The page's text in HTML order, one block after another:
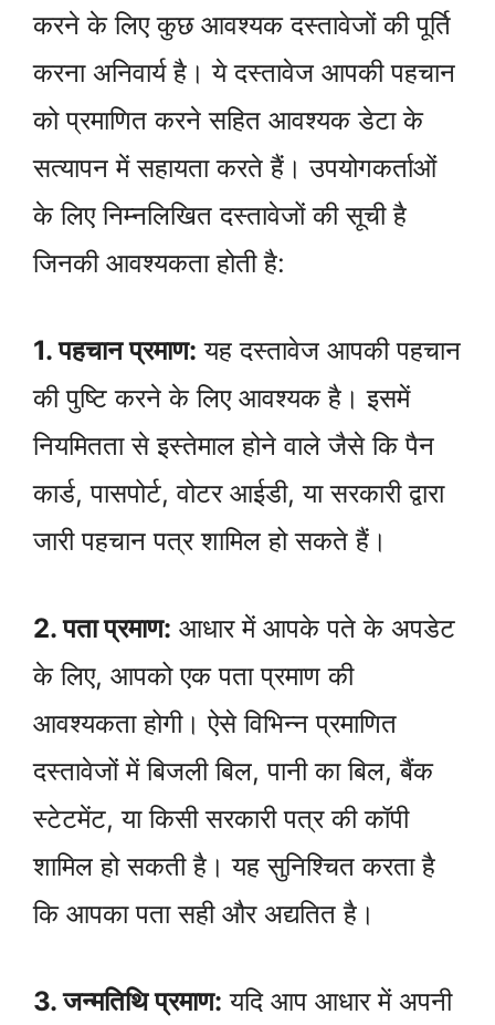
करने के लिए कुछ आवश्यक दस्तावेजों की पूर्ति
करना अनिवार्य है। ये दस्तावेज आपकी पहचान
को प्रमाणित करने सहित आवश्यक डेटा के
सत्यापन में सहायता करते हैं। उपयोगकर्ताओं
के लिए निम्नलिखित दस्तावेजों की सूची है
जिनकी आवश्यकता होती है:
1. पहचान प्रमाण: यह दस्तावेज आपकी पहचान
की पुष्टि करने के लिए आवश्यक है। इसमें
नियमितता से इस्तेमाल होने वाले जैसे कि पैन
कार्ड, पासपोर्ट, वोटर आईडी, या सरकारी द्वारा
जारी पहचान पत्र शामिल हो सकते हैं।
2. पता प्रमाण: आधार में आपके पते के अपडेट
के लिए, आपको एक पता प्रमाण की
आवश्यकता होगी। ऐसे विभिन्न प्रमाणित
दस्तावेजों में बिजली बिल, पानी का बिल, बैंक
स्टेटमेंट, या किसी सरकारी पत्र की कॉपी
शामिल हो सकती है। यह सुनिश्चित करता है
कि आपका पता सही और अद्यतित है।
3. जन्मतिथि प्रमाण: यदि आप आधार में अपनी